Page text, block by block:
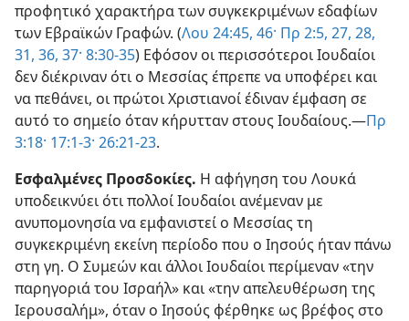
προφητικό χαρακτήρα των συγκεκριμένων εδαφίων
των Εβραϊκών Γραφών. (Λου 24:45, 46· Πρ 2:5, 27, 28,
31, 36, 37· 8:30-35) Εφόσον οι περισσότεροι Ιουδαίοι
δεν διέκριναν ότι ο Μεσσίας έπρεπε να υποφέρει και
να πεθάνει, οι πρώτοι Χριστιανοί έδιναν έμφαση σε
αυτό το σημείο όταν κήρυτταν στους Ιουδαίους.—Πρ
3:18· 17:1-3· 26:21-23.
Εσφαλμένες Προσδοκίες. Η αφήγηση του Λουκά
υποδεικνύει ότι πολλοί Ιουδαίοι ανέμεναν με
ανυπομονησία να εμφανιστεί ο Μεσσίας τη
συγκεκριμένη εκείνη περίοδο που ο Ιησούς ήταν πάνω
στη γη. Ο Συμεών και άλλοι Ιουδαίοι περίμεναν «την
παρηγοριά του Ισραήλ» και «την απελευθέρωση της
Ιερουσαλήμ», όταν ο Ιησούς φέρθηκε ως βρέφος στο